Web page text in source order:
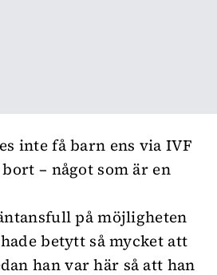
inte få barn ens via IVF
– något som är en
på möjligheten
betytt så mycket att
han var här så att han